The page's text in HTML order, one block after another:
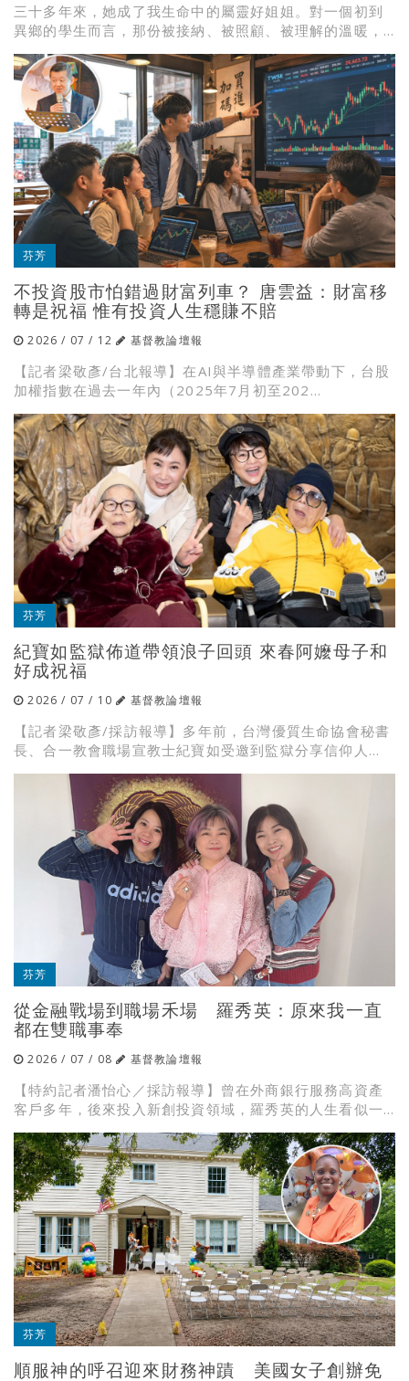
三十多年來，她成了我生命中的屬靈好姐姐。對一個初到
異鄉的學生而言，那份被接納、被照顧、被理解的溫暖，...
芬芳
不投資股市怕錯過財富列車？ 唐雲益：財富移
轉是祝福 惟有投資人生穩賺不賠
2026 / 07 / 12 基督教論壇報
【記者梁敬彥/台北報導】在AI與半導體產業帶動下，台股
加權指數在過去一年內（2025年7月初至202...
芬芳
紀寶如監獄佈道帶領浪子回頭 來春阿嬤母子和
好成祝福
2026 / 07 / 10 基督教論壇報
【記者梁敬彥/採訪報導】多年前，台灣優質生命協會秘書
長、合一教會職場宣教士紀寶如受邀到監獄分享信仰人...
芬芳
從金融戰場到職場禾場 羅秀英：原來我一直
都在雙職事奉
2026 / 07 / 08 基督教論壇報
【特約記者潘怡心／採訪報導】曾在外商銀行服務高資產
客戶多年，後來投入新創投資領域，羅秀英的人生看似一...
芬芳
順服神的呼召迎來財務神蹟 美國女子創辦免